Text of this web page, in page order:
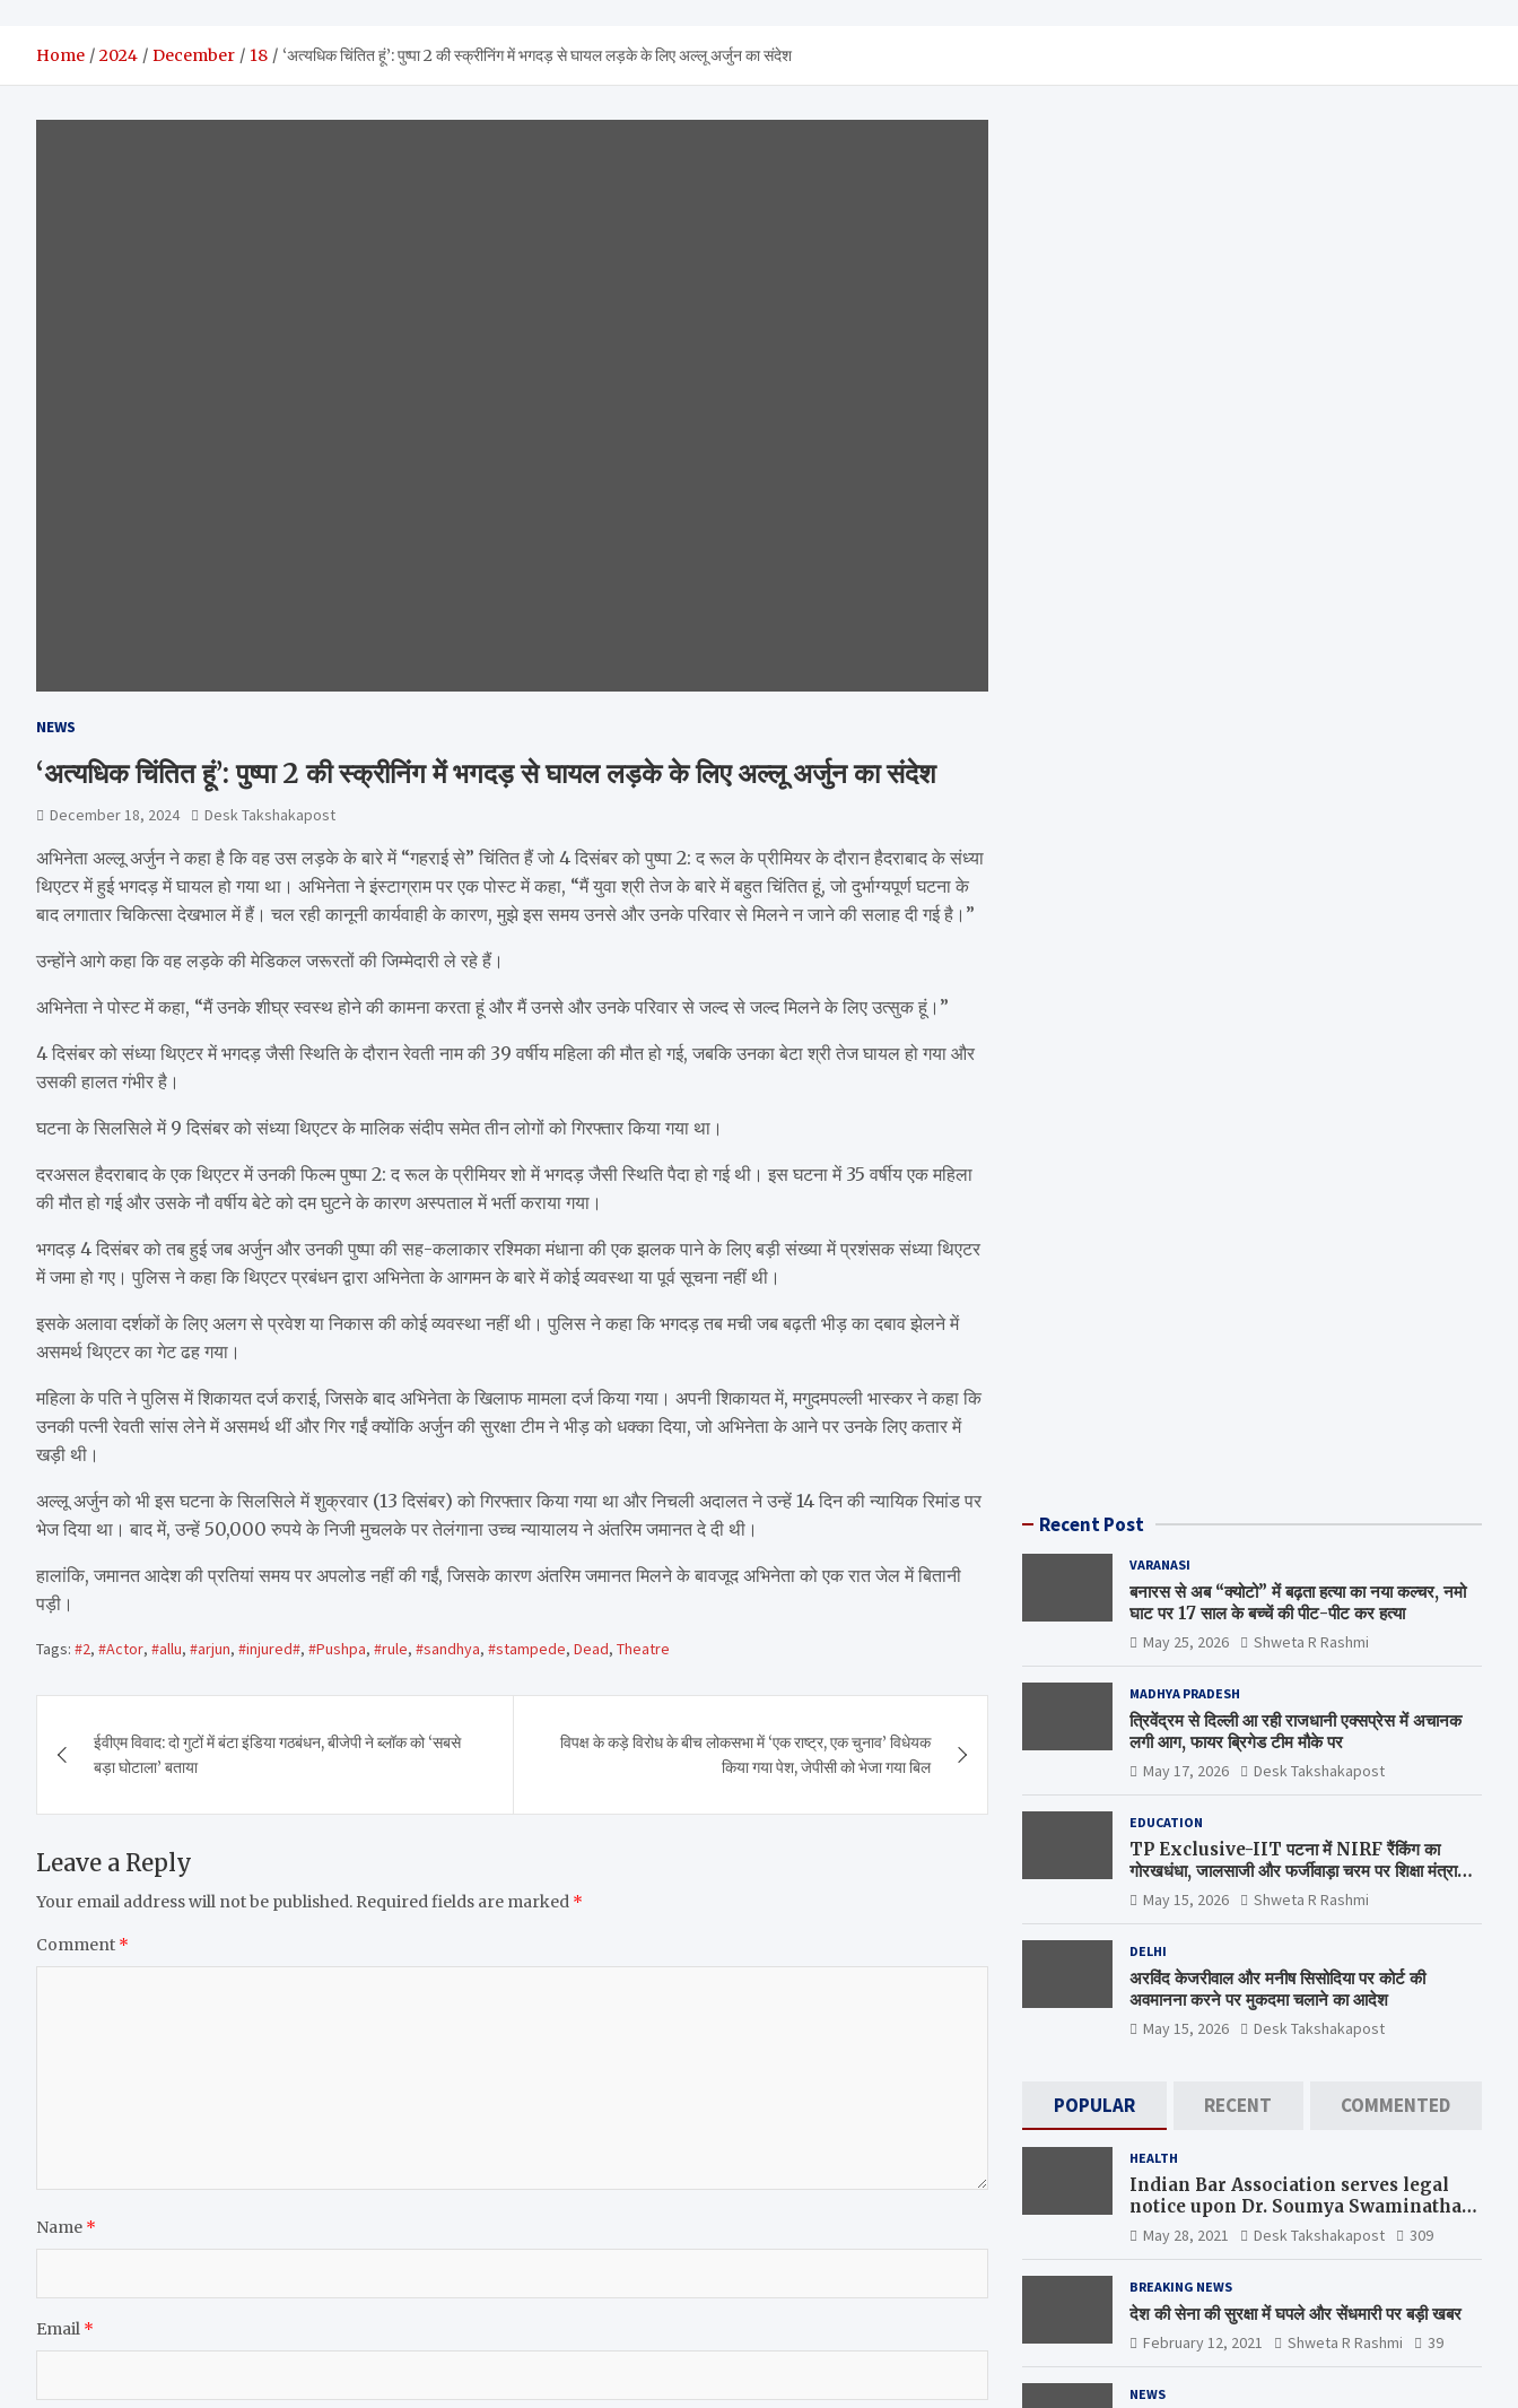
Home 2024 December 18 ‘अत्यधिक चिंतित हूं’: पुष्पा 2 की स्क्रीनिंग में भगदड़ से घायल लड़के के लिए अल्लू अर्जुन का संदेश
NEWS
‘अत्यधिक चिंतित हूं’: पुष्पा 2 की स्क्रीनिंग में भगदड़ से घायल लड़के के लिए अल्लू अर्जुन का संदेश
December 18, 2024 Desk Takshakapost
अभिनेता अल्लू अर्जुन ने कहा है कि वह उस लड़के के बारे में “गहराई से” चिंतित हैं जो 4 दिसंबर को पुष्पा 2: द रूल के प्रीमियर के दौरान हैदराबाद के संध्या
थिएटर में हुई भगदड़ में घायल हो गया था। अभिनेता ने इंस्टाग्राम पर एक पोस्ट में कहा, “मैं युवा श्री तेज के बारे में बहुत चिंतित हूं, जो दुर्भाग्यपूर्ण घटना के
बाद लगातार चिकित्सा देखभाल में हैं। चल रही कानूनी कार्यवाही के कारण, मुझे इस समय उनसे और उनके परिवार से मिलने न जाने की सलाह दी गई है।”
उन्होंने आगे कहा कि वह लड़के की मेडिकल जरूरतों की जिम्मेदारी ले रहे हैं।
अभिनेता ने पोस्ट में कहा, “मैं उनके शीघ्र स्वस्थ होने की कामना करता हूं और मैं उनसे और उनके परिवार से जल्द से जल्द मिलने के लिए उत्सुक हूं।”
4 दिसंबर को संध्या थिएटर में भगदड़ जैसी स्थिति के दौरान रेवती नाम की 39 वर्षीय महिला की मौत हो गई, जबकि उनका बेटा श्री तेज घायल हो गया और
उसकी हालत गंभीर है।
घटना के सिलसिले में 9 दिसंबर को संध्या थिएटर के मालिक संदीप समेत तीन लोगों को गिरफ्तार किया गया था।
दरअसल हैदराबाद के एक थिएटर में उनकी फिल्म पुष्पा 2: द रूल के प्रीमियर शो में भगदड़ जैसी स्थिति पैदा हो गई थी। इस घटना में 35 वर्षीय एक महिला
की मौत हो गई और उसके नौ वर्षीय बेटे को दम घुटने के कारण अस्पताल में भर्ती कराया गया।
भगदड़ 4 दिसंबर को तब हुई जब अर्जुन और उनकी पुष्पा की सह-कलाकार रश्मिका मंधाना की एक झलक पाने के लिए बड़ी संख्या में प्रशंसक संध्या थिएटर
में जमा हो गए। पुलिस ने कहा कि थिएटर प्रबंधन द्वारा अभिनेता के आगमन के बारे में कोई व्यवस्था या पूर्व सूचना नहीं थी।
इसके अलावा दर्शकों के लिए अलग से प्रवेश या निकास की कोई व्यवस्था नहीं थी। पुलिस ने कहा कि भगदड़ तब मची जब बढ़ती भीड़ का दबाव झेलने में
असमर्थ थिएटर का गेट ढह गया।
महिला के पति ने पुलिस में शिकायत दर्ज कराई, जिसके बाद अभिनेता के खिलाफ मामला दर्ज किया गया। अपनी शिकायत में, मगुदमपल्ली भास्कर ने कहा कि
उनकी पत्नी रेवती सांस लेने में असमर्थ थीं और गिर गईं क्योंकि अर्जुन की सुरक्षा टीम ने भीड़ को धक्का दिया, जो अभिनेता के आने पर उनके लिए कतार में
खड़ी थी।
अल्लू अर्जुन को भी इस घटना के सिलसिले में शुक्रवार (13 दिसंबर) को गिरफ्तार किया गया था और निचली अदालत ने उन्हें 14 दिन की न्यायिक रिमांड पर
भेज दिया था। बाद में, उन्हें 50,000 रुपये के निजी मुचलके पर तेलंगाना उच्च न्यायालय ने अंतरिम जमानत दे दी थी।
हालांकि, जमानत आदेश की प्रतियां समय पर अपलोड नहीं की गईं, जिसके कारण अंतरिम जमानत मिलने के बावजूद अभिनेता को एक रात जेल में बितानी
पड़ी।
Tags: #2, #Actor, #allu, #arjun, #injured#, #Pushpa, #rule, #sandhya, #stampede, Dead, Theatre
navigation
ईवीएम विवाद: दो गुटों में बंटा इंडिया गठबंधन, बीजेपी ने ब्लॉक को ‘सबसे
बड़ा घोटाला’ बताया
विपक्ष के कड़े विरोध के बीच लोकसभा में ‘एक राष्ट्र, एक चुनाव’ विधेयक
किया गया पेश, जेपीसी को भेजा गया बिल
Leave a Reply
Your email address will not be published. Required fields are marked *
Comment *
Name *
Email *
Recent Post
VARANASI
बनारस से अब “क्योटो” में बढ़ता हत्या का नया कल्चर, नमो
घाट पर 17 साल के बच्चें की पीट-पीट कर हत्या
May 25, 2026 Shweta R Rashmi
MADHYA PRADESH
त्रिवेंद्रम से दिल्ली आ रही राजधानी एक्सप्रेस में अचानक
लगी आग, फायर ब्रिगेड टीम मौके पर
May 17, 2026 Desk Takshakapost
EDUCATION
TP Exclusive-IIT पटना में NIRF रैंकिंग का
गोरखधंधा, जालसाजी और फर्जीवाड़ा चरम पर शिक्षा मंत्रालय
कब जागेगा ?
May 15, 2026 Shweta R Rashmi
DELHI
अरविंद केजरीवाल और मनीष सिसोदिया पर कोर्ट की
अवमानना करने पर मुकदमा चलाने का आदेश
May 15, 2026 Desk Takshakapost
POPULAR RECENT COMMENTED
HEALTH
Indian Bar Association serves legal
notice upon Dr. Soumya Swaminathan,
the Chief Scientist, WHO
May 28, 2021 Desk Takshakapost 309
BREAKING NEWS
देश की सेना की सुरक्षा में घपले और सेंधमारी पर बड़ी खबर
February 12, 2021 Shweta R Rashmi 39
NEWS